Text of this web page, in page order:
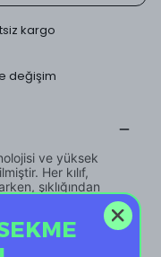
kargo
değişim
ve yüksek
Her kılıf,
şıklığından
tasarlanmıştır.
kalite ve